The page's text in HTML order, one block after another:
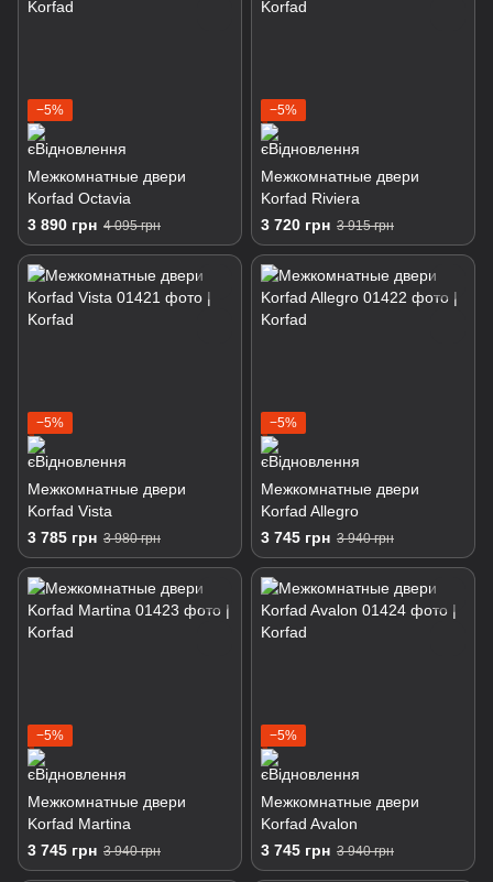
−5%
Межкомнатные двери
Korfad Octavia
3 890 грн 4 095 грн
−5%
Межкомнатные двери
Korfad Riviera
3 720 грн 3 915 грн
−5%
Межкомнатные двери
Korfad Vista
3 785 грн 3 980 грн
−5%
Межкомнатные двери
Korfad Allegro
3 745 грн 3 940 грн
−5%
Межкомнатные двери
Korfad Martina
3 745 грн 3 940 грн
−5%
Межкомнатные двери
Korfad Avalon
3 745 грн 3 940 грн